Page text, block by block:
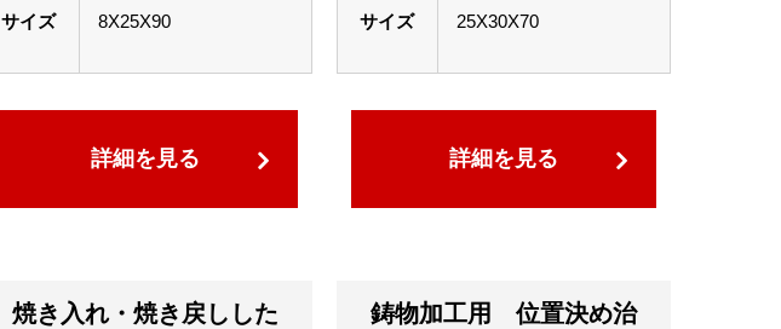
サイズ 8X25X90
詳細を見る
サイズ 25X30X70
詳細を見る
焼き入れ・焼き戻しした
鋳物加工用 位置決め治